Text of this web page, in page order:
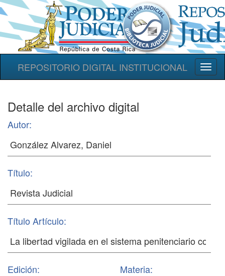
REPOSITORIO DIGITAL INSTITUCIONAL
Detalle del archivo digital
Autor:
Título:
Título Artículo:
Edición: Materia: